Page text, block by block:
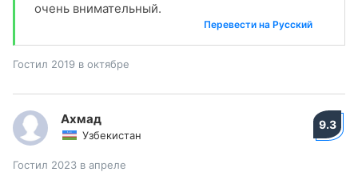
очень внимательный.
Перевести на Русский
Гостил 2019 в октябре
Ахмад
Узбекистан
9.3
Гостил 2023 в апреле